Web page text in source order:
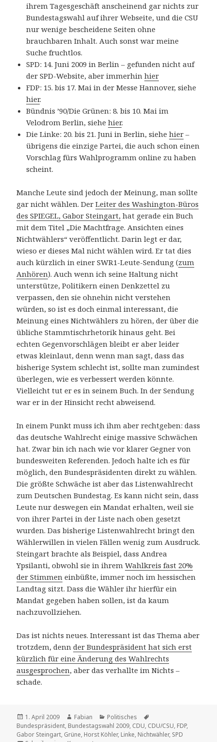
ihrem Tagesgeschäft anscheinend gar nichts zur
Bundestagswahl auf ihrer Webseite, und die CSU
nur wenige bescheidene Seiten ohne
brauchbaren Inhalt. Auch sonst war meine
Suche fruchtlos.
SPD: 14. Juni 2009 in Berlin – gefunden nicht auf
der SPD-Website, aber immerhinhier
FDP: 15. bis 17. Mai in der Messe Hannover, siehe
hier.
Bündnis ’90/Die Grünen: 8. bis 10. Mai im
Velodrom Berlin, siehehier.
Die Linke: 20. bis 21. Juni in Berlin, siehehier –
übrigens die einzige Partei, die auch schon einen
Vorschlag fürs Wahlprogramm online zu haben
scheint.
Manche Leute sind jedoch der Meinung, man sollte
gar nicht wählen. DerLeiter des Washington-Büros
des SPIEGEL, Gabor Steingart, hat gerade ein Buch
mit dem Titel „Die Machtfrage. Ansichten eines
Nichtwählers“ veröffentlicht. Darin legt er dar,
wieso er dieses Mal nicht wählen wird. Er tat dies
auch kürzlich in einer SWR1-Leute-Sendung (zum
Anhören). Auch wenn ich seine Haltung nicht
unterstütze, Politikern einen Denkzettel zu
verpassen, den sie ohnehin nicht verstehen
würden, so ist es doch einmal interessant, die
Meinung eines Nichtwählers zu hören, der über die
übliche Stammtischrhetorik hinaus geht. Bei
echten Gegenvorschlägen bleibt er aber leider
etwas kleinlaut, denn wenn man sagt, dass das
bisherige System schlecht ist, sollte man zumindest
überlegen, wie es verbessert werden könnte.
Vielleicht tut er es in seinem Buch. In der Sendung
war er in der Hinsicht recht abweisend.
In einem Punkt muss ich ihm aber rechtgeben: dass
das deutsche Wahlrecht einige massive Schwächen
hat. Zwar bin ich nach wie vor klarer Gegner von
bundesweiten Referenden. Jedoch halte ich es für
möglich, den Bundespräsidenten direkt zu wählen.
Die größte Schwäche ist aber das Listenwahlrecht
zum Deutschen Bundestag. Es kann nicht sein, dass
Leute nur deswegen ein Mandat erhalten, weil sie
von ihrer Partei in der Liste nach oben gesetzt
wurden. Das bisherige Listenwahlrecht bringt den
Wählerwillen in vielen Fällen wenig zum Ausdruck.
Steingart brachte als Beispiel, dass Andrea
Ypsilanti, obwohl sie in ihremWahlkreis fast 20%
der Stimmen einbüßte, immer noch im hessischen
Landtag sitzt. Dass die Wähler ihr hierfür ein
Mandat gegeben haben sollen, ist da kaum
nachzuvollziehen.
Das ist nichts neues. Interessant ist das Thema aber
trotzdem, dennder Bundespräsident hat sich erst
kürzlich für eine Änderung des Wahlrechts
ausgesprochen, aber das verhallte im Nichts –
schade.
Veröffentlicht
am
1. April 2009 Autor
Fabian Kategorien
Politisches
Bundespräsident, Bundestagswahl 2009, CDU, CDU/CSU, FDP,
Gabor Steingart, Grüne, Horst Köhler, Linke, Nichtwähler, SPD